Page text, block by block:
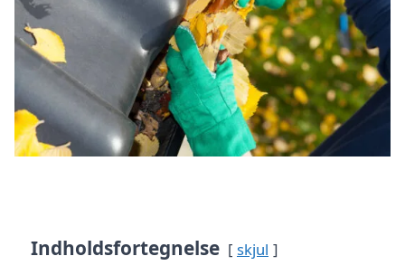
Indholdsfortegnelse skjul